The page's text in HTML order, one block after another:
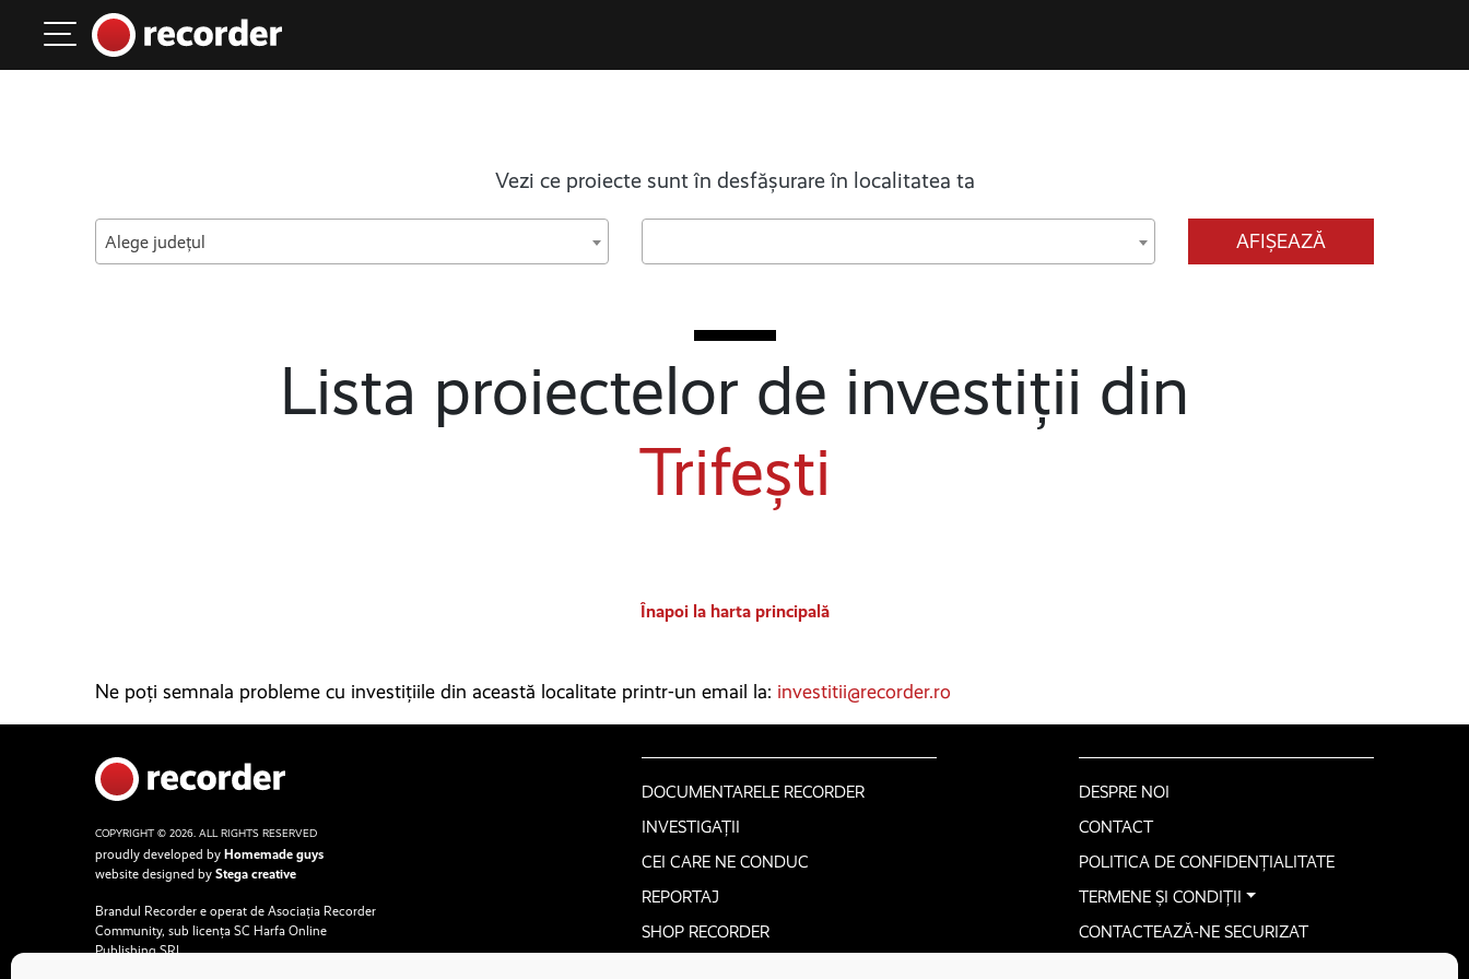
Main Navigation
Vezi ce proiecte sunt în desfășurare în localitatea ta
Alege județul AFIȘEAZĂ
Lista proiectelor de investiții din
Trifești
Înapoi la harta principală
Ne poți semnala probleme cu investițiile din această localitate printr-un email la: investitii@recorder.ro
COPYRIGHT © 2026. ALL RIGHTS RESERVED
proudly developed by Homemade guys
website designed by Stega creative
Brandul Recorder e operat de Asociația Recorder
Community, sub licența SC Harfa Online
Publishing SRL.
DOCUMENTARELE RECORDER
INVESTIGAȚII
CEI CARE NE CONDUC
REPORTAJ
SHOP RECORDER
DESPRE NOI
CONTACT
POLITICA DE CONFIDENȚIALITATE
TERMENE ȘI CONDIȚII
CONTACTEAZĂ-NE SECURIZAT